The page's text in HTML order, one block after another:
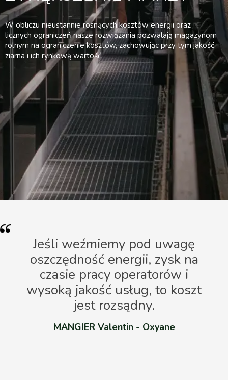
W obliczu nieustannie rosnących kosztów energii oraz
licznych ograniczeń nasze rozwiązania pozwalają magazynom
rolnym na ograniczenie kosztów, zachowując przy tym jakość
ziarna i ich rynkową wartość.
Jeśli weźmiemy pod uwagę
oszczędność energii, zysk na
czasie pracy operatorów i
wysoką jakość usług, to koszt
jest rozsądny.
MANGIER Valentin - Oxyane